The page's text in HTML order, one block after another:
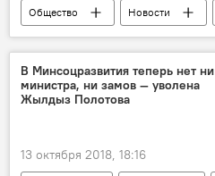
Общество Новости
Антон Путилин
интервью
приемные родители
опека
В Минсоцразвития теперь нет ни
министра, ни замов — уволена
Жылдыз Полотова
13 октября 2018, 18:16